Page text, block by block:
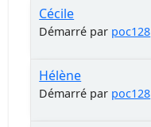
Cécile
Démarré par poc128
Hélène
Démarré par poc128